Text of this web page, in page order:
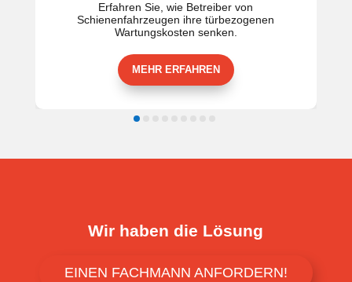
Erfahren Sie, wie Betreiber von
Schienenfahrzeugen ihre türbezogenen
Wartungskosten senken.
MEHR ERFAHREN
Wir haben die Lösung
EINEN FACHMANN ANFORDERN!